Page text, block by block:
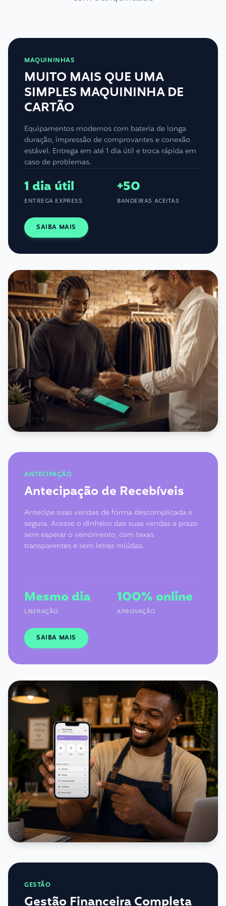
MAQUININHAS
MUITO MAIS QUE UMA
SIMPLES MAQUININHA DE
CARTÃO
Equipamentos modernos com bateria de longa
duração, impressão de comprovantes e conexão
estável. Entrega em até 1 dia útil e troca rápida em
caso de problemas.
1 dia útil
ENTREGA EXPRESS
+50
BANDEIRAS ACEITAS
SAIBA MAIS
ANTECIPAÇÃO
Antecipação de Recebíveis
Antecipe suas vendas de forma descomplicada e
segura. Acesse o dinheiro das suas vendas a prazo
sem esperar o vencimento, com taxas
transparentes e sem letras miúdas.
Mesmo dia
LIBERAÇÃO
100% online
APROVAÇÃO
SAIBA MAIS
GESTÃO